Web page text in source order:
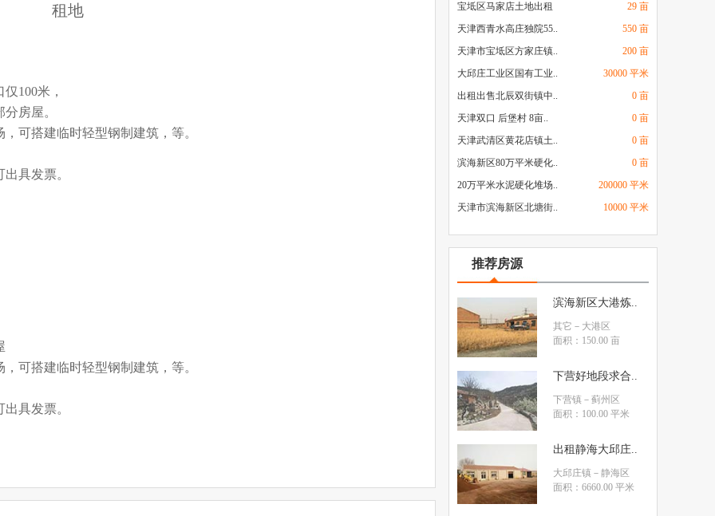
租地
100米，
房屋。
可搭建临时轻型钢制建筑，等。
具发票。
可搭建临时轻型钢制建筑，等。
具发票。
宝坻区马家店土地出租
29 亩
天津西青水高庄独院55..
550 亩
天津市宝坻区方家庄镇..
200 亩
大邱庄工业区国有工业..
30000 平米
出租出售北辰双街镇中..
0 亩
天津双口 后堡村 8亩..
0 亩
天津武清区黄花店镇土..
0 亩
滨海新区80万平米硬化..
0 亩
20万平米水泥硬化堆场..
200000 平米
天津市滨海新区北塘街..
10000 平米
推荐房源
滨海新区大港炼..
其它 －大港区
面积：150.00 亩
下营好地段求合..
下营镇 －蓟州区
面积：100.00 平米
出租静海大邱庄..
大邱庄镇 －静海区
面积：6660.00 平米